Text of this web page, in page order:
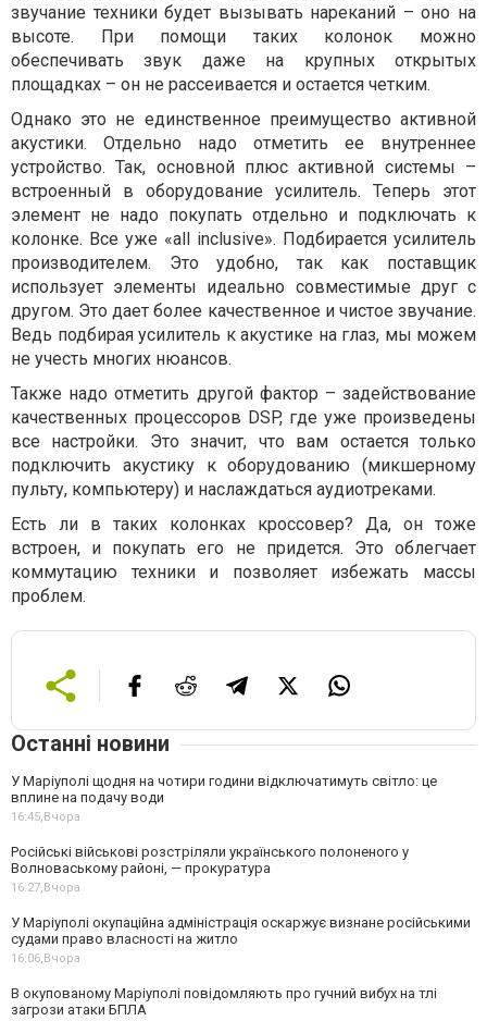
звучание техники будет вызывать нареканий – оно на
высоте. При помощи таких колонок можно
обеспечивать звук даже на крупных открытых
площадках – он не рассеивается и остается четким.
Однако это не единственное преимущество активной
акустики. Отдельно надо отметить ее внутреннее
устройство. Так, основной плюс активной системы –
встроенный в оборудование усилитель. Теперь этот
элемент не надо покупать отдельно и подключать к
колонке. Вcе уже «all inclusive». Подбирается усилитель
производителем. Это удобно, так как поставщик
использует элементы идеально совместимые друг с
другом. Это дает более качественное и чистое звучание.
Ведь подбирая усилитель к акустике на глаз, мы можем
не учесть многих нюансов.
Также надо отметить другой фактор – задействование
качественных процессоров DSP, где уже произведены
все настройки. Это значит, что вам остается только
подключить акустику к оборудованию (микшерному
пульту, компьютеру) и наслаждаться аудиотреками.
Есть ли в таких колонках кроссовер? Да, он тоже
встроен, и покупать его не придется. Это облегчает
коммутацию техники и позволяет избежать массы
проблем.
Останні новини
У Маріуполі щодня на чотири години відключатимуть світло: це
вплине на подачу води
16:45,Вчора
Російські військові розстріляли українського полоненого у
Волноваському районі, — прокуратура
16:27,Вчора
У Маріуполі окупаційна адміністрація оскаржує визнане російськими
судами право власності на житло
16:06,Вчора
В окупованому Маріуполі повідомляють про гучний вибух на тлі
загрози атаки БПЛА